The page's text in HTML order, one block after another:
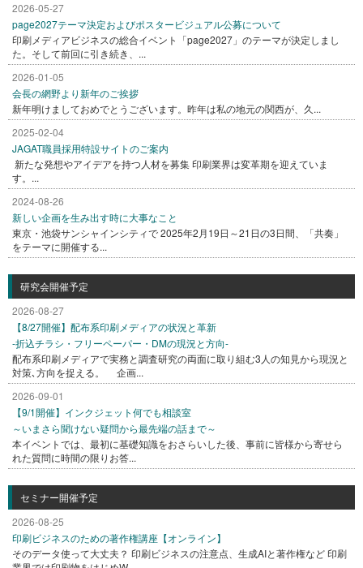
2026-05-27
page2027テーマ決定およびポスタービジュアル公募について
印刷メディアビジネスの総合イベント「page2027」のテーマが決定しまし
た。そして前回に引き続き、...
2026-01-05
会長の網野より新年のご挨拶
新年明けましておめでとうございます。昨年は私の地元の関西が、久...
2025-02-04
JAGAT職員採用特設サイトのご案内
新たな発想やアイデアを持つ人材を募集 印刷業界は変革期を迎えていま
す。...
2024-08-26
新しい企画を生み出す時に大事なこと
東京・池袋サンシャインシティで 2025年2月19日～21日の3日間、「共奏」
をテーマに開催する...
研究会開催予定
2026-08-27
【8/27開催】配布系印刷メディアの状況と革新
-折込チラシ・フリーペーパー・DMの現況と方向-
配布系印刷メディアで実務と調査研究の両面に取り組む3人の知見から現況と
対策､方向を捉える。 企画...
2026-09-01
【9/1開催】インクジェット何でも相談室
～いまさら聞けない疑問から最先端の話まで～
本イベントでは、最初に基礎知識をおさらいした後、事前に皆様から寄せら
れた質問に時間の限りお答...
セミナー開催予定
2026-08-25
印刷ビジネスのための著作権講座【オンライン】
そのデータ使って大丈夫？ 印刷ビジネスの注意点、生成AIと著作権など 印刷